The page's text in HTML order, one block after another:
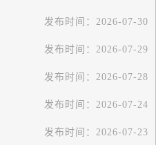
发布时间： 2026-07-30
发布时间： 2026-07-29
发布时间： 2026-07-28
发布时间： 2026-07-24
发布时间： 2026-07-23